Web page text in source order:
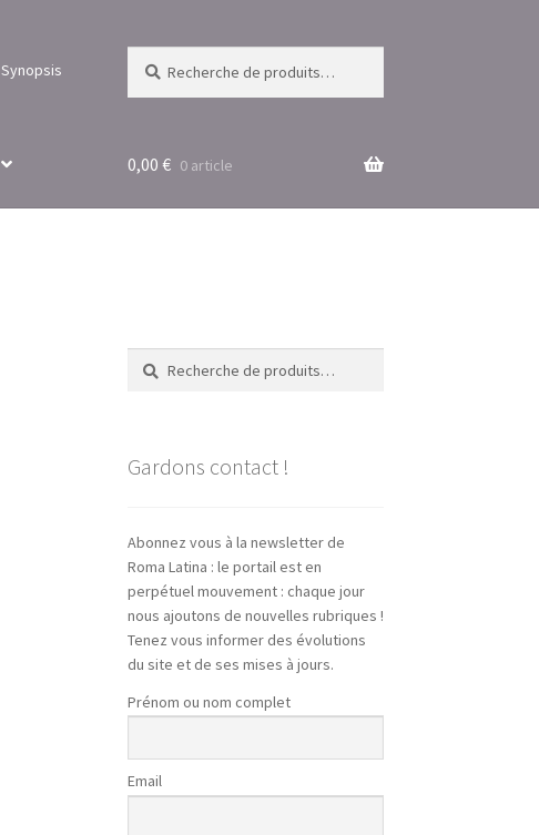
Synopsis
pour :
0,00 € 0 article
Recherche
pour :
Recherche
Gardons contact !
Abonnez vous à la newsletter de
Roma Latina : le portail est en
perpétuel mouvement : chaque jour
nous ajoutons de nouvelles rubriques !
Tenez vous informer des évolutions
du site et de ses mises à jours.
Prénom ou nom complet
Email